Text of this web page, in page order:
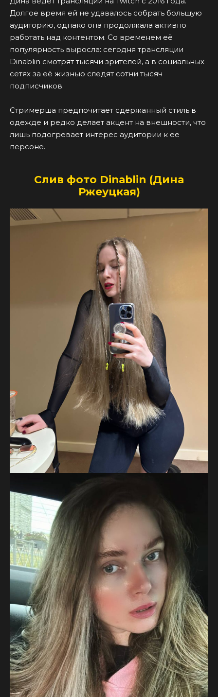
Долгое время ей не удавалось собрать большую
аудиторию, однако она продолжала активно
работать над контентом. Со временем её
популярность выросла: сегодня трансляции
Dinablin смотрят тысячи зрителей, а в социальных
сетях за её жизнью следят сотни тысяч
подписчиков.
Стримерша предпочитает сдержанный стиль в
одежде и редко делает акцент на внешности, что
лишь подогревает интерес аудитории к её
персоне.
Слив фото Dinablin (Дина
Ржеуцкая)